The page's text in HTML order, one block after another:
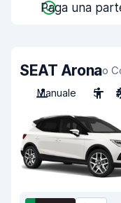
Paga una
SEAT Aronao
Manuale
5